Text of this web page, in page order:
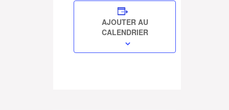
AJOUTER AU
CALENDRIER